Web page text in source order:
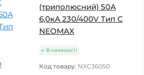
(триполюсний) 50А
6,0кА 230/400V Тип C
NEOMAX
В наявності
Код товару: NXC36050